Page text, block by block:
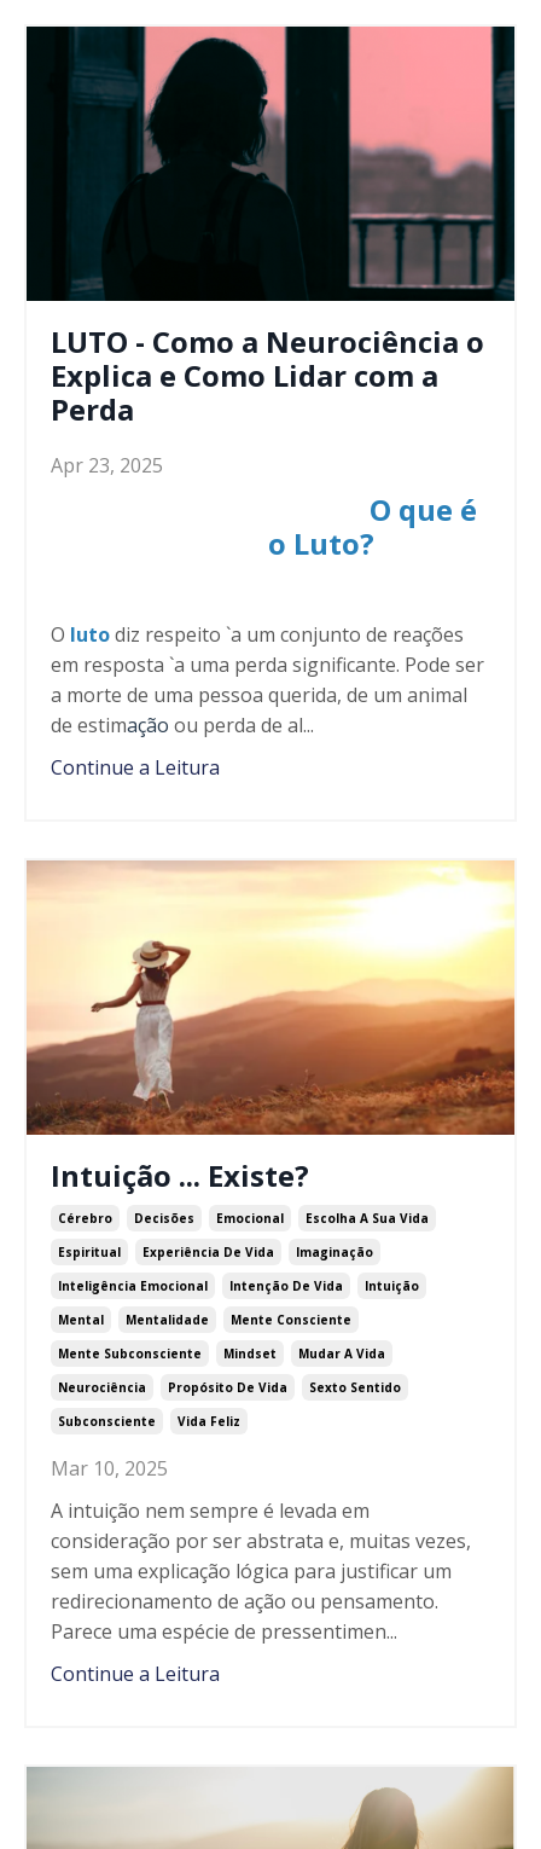
LUTO - Como a Neurociência o
Explica e Como Lidar com a
Perda
Apr 23, 2025
O que é
o Luto?
O lutodiz respeito `a um conjunto de reações
em resposta `a uma perda significante. Pode ser
a morte de uma pessoa querida, de um animal
de estimação ou perda de al...
Continue a Leitura
Intuição ... Existe?
Cérebro Decisões Emocional
Escolha A Sua Vida
Espiritual
Experiência De Vida
Imaginação
Inteligência Emocional
Intenção De Vida
Intuição
Mental
Mentalidade
Mente Consciente
Mente Subconsciente
Mindset
Mudar A Vida
Neurociência
Propósito De Vida
Sexto Sentido
Subconsciente
Vida Feliz
Mar 10, 2025
A intuição nem sempre é levada em
consideração por ser abstrata e, muitas vezes,
sem uma explicação lógica para justificar um
redirecionamento de ação ou pensamento.
Parece uma espécie de pressentimen...
Continue a Leitura